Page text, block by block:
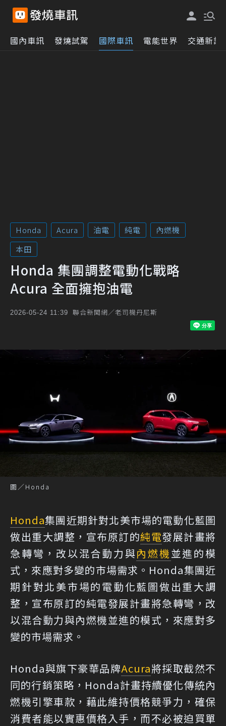
國內車訊 發燒試駕 國際車訊 電能世界 交通新訊
Honda Acura 油電 純電
內燃機
本田
Honda 集團調整電動化戰略
Acura 全面擁抱油電
2026-05-24 11:39 聯合新聞網／老司機丹尼斯
圖／Honda
Honda集團近期針對北美市場的電動化藍圖
做出重大調整，宣布原訂的純電發展計畫將
急轉彎，改以混合動力與內燃機並進的模
式，來應對多變的市場需求。Honda集團近
期針對北美市場的電動化藍圖做出重大調
整，宣布原訂的純電發展計畫將急轉彎，改
以混合動力與內燃機並進的模式，來應對多
變的市場需求。
Honda與旗下豪華品牌Acura將採取截然不
同的行銷策略，Honda計畫持續優化傳統內
燃機引擎車款，藉此維持價格競爭力，確保
消費者能以實惠價格入手，而不必被迫買單